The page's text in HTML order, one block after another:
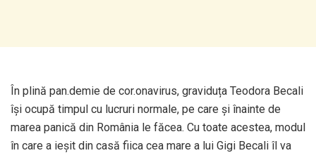
În plină pan.demie de cor.onavirus, graviduța Teodora Becali
își ocupă timpul cu lucruri normale, pe care și înainte de
marea panică din România le făcea. Cu toate acestea, modul
în care a ieșit din casă fiica cea mare a lui Gigi Becali îl va